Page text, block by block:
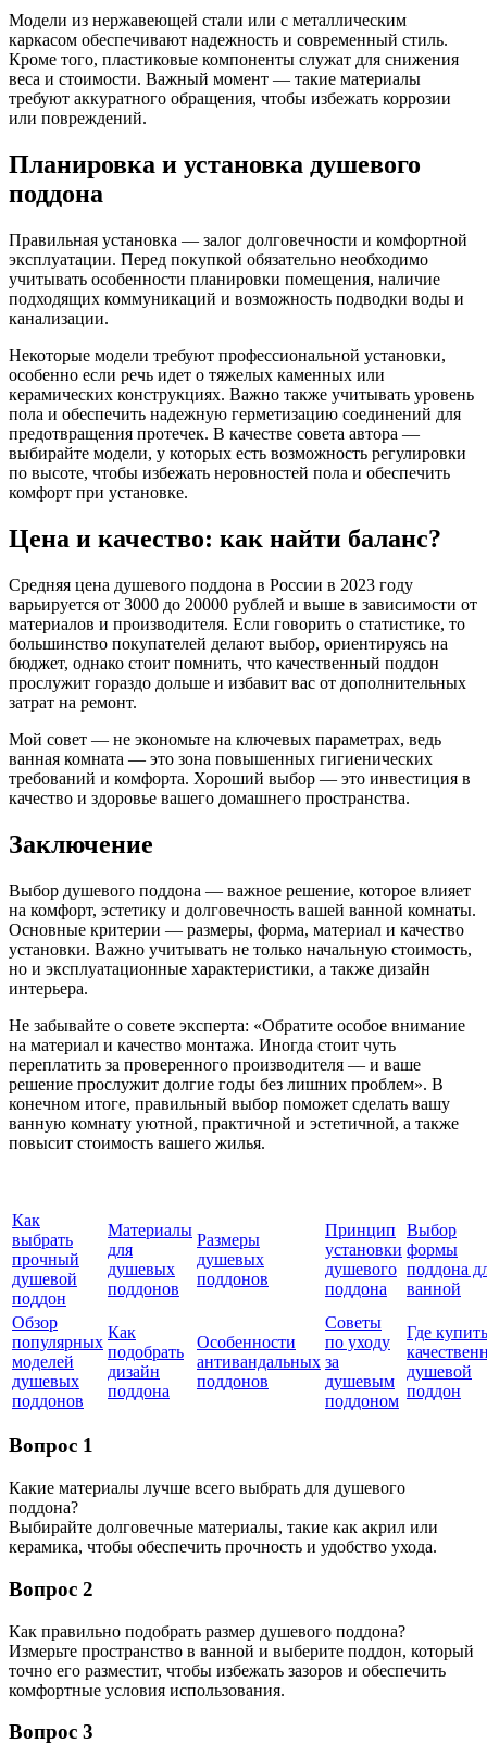
Модели из нержавеющей стали или с металлическим
каркасом обеспечивают надежность и современный стиль.
Кроме того, пластиковые компоненты служат для снижения
веса и стоимости. Важный момент — такие материалы
требуют аккуратного обращения, чтобы избежать коррозии
или повреждений.
Планировка и установка душевого
поддона
Правильная установка — залог долговечности и комфортной
эксплуатации. Перед покупкой обязательно необходимо
учитывать особенности планировки помещения, наличие
подходящих коммуникаций и возможность подводки воды и
канализации.
Некоторые модели требуют профессиональной установки,
особенно если речь идет о тяжелых каменных или
керамических конструкциях. Важно также учитывать уровень
пола и обеспечить надежную герметизацию соединений для
предотвращения протечек. В качестве совета автора —
выбирайте модели, у которых есть возможность регулировки
по высоте, чтобы избежать неровностей пола и обеспечить
комфорт при установке.
Цена и качество: как найти баланс?
Средняя цена душевого поддона в России в 2023 году
варьируется от 3000 до 20000 рублей и выше в зависимости от
материалов и производителя. Если говорить о статистике, то
большинство покупателей делают выбор, ориентируясь на
бюджет, однако стоит помнить, что качественный поддон
прослужит гораздо дольше и избавит вас от дополнительных
затрат на ремонт.
Мой совет — не экономьте на ключевых параметрах, ведь
ванная комната — это зона повышенных гигиенических
требований и комфорта. Хороший выбор — это инвестиция в
качество и здоровье вашего домашнего пространства.
Заключение
Выбор душевого поддона — важное решение, которое влияет
на комфорт, эстетику и долговечность вашей ванной комнаты.
Основные критерии — размеры, форма, материал и качество
установки. Важно учитывать не только начальную стоимость,
но и эксплуатационные характеристики, а также дизайн
интерьера.
Не забывайте о совете эксперта: «Обратите особое внимание
на материал и качество монтажа. Иногда стоит чуть
переплатить за проверенного производителя — и ваше
решение прослужит долгие годы без лишних проблем». В
конечном итоге, правильный выбор поможет сделать вашу
ванную комнату уютной, практичной и эстетичной, а также
повысит стоимость вашего жилья.
Как
выбрать
прочный
душевой
поддон
Материалы
для
душевых
поддонов
Размеры
душевых
поддонов
Принцип
установки
душевого
поддона
Выбор
формы
поддона
ванной
Обзор
популярных
моделей
душевых
поддонов
Как
подобрать
дизайн
поддона
Особенности
антивандальных
поддонов
Советы
по уходу
за
душевым
поддоном
Где купить
душевой
поддон
Вопрос 1
Какие материалы лучше всего выбрать для душевого
поддона?
Выбирайте долговечные материалы, такие как акрил или
керамика, чтобы обеспечить прочность и удобство ухода.
Вопрос 2
Как правильно подобрать размер душевого поддона?
Измерьте пространство в ванной и выберите поддон, который
точно его разместит, чтобы избежать зазоров и обеспечить
комфортные условия использования.
Вопрос 3